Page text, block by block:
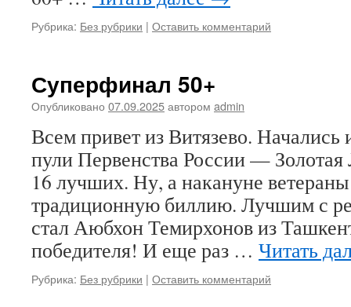
Рубрика: Без рубрики | Оставить комментарий
Суперфинал 50+
Опубликовано 07.09.2025автором admin
Всем привет из Витязево.
пули Первенства России — Золотая
16 лучших. Ну, а накануне
традиционную биллию. Лучшим с
стал Аюбхон Темирхонов из
победителя! И еще раз … Читать
Рубрика: Без рубрики | Оставить комментарий